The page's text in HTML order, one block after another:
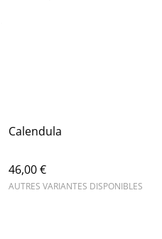
Calendula
46,00 €
AUTRES VARIANTES DISPONIBLES